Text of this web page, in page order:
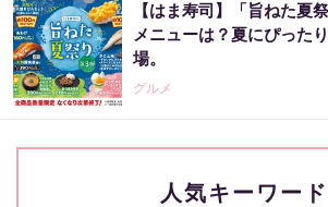
【はま寿司】「旨ねた夏
メニューは？夏にぴった
場。
グルメ
人気キーワード